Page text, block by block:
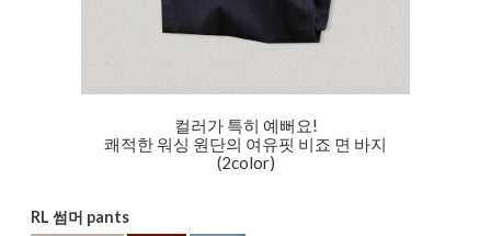
컬러가 특히 예뻐요!
쾌적한 워싱 원단의 여유핏 비죠 면 바지
(2color)
RL 썸머 pants